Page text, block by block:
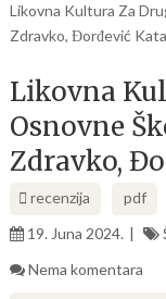
Likovna Kultura Za
Zdravko, Đorđević
Likovna
Osnovne
Zdravko,
recenzija
pdf
19. Juna 2024.
Nema komentara